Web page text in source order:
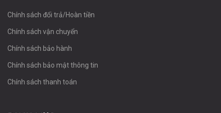
Chính sách đổi trả/Hoàn tiền
Chính sách vận chuyển
Chính sách bảo hành
Chính sách bảo mật thông tin
Chính sách thanh toán